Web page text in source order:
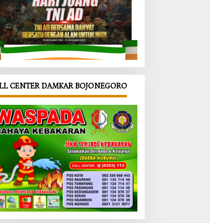
‎Perataan
Bahu Jalan
Dikebut
Demi
Keselamat
an Warga,
Arko Jadi
Andalan
Satgas
TMMD
Bojonegor
o
‎Kemarau
Melanda,
Satgas
TMMD
Bojonegor
o Antar
Air Bersih
ke Rumah
Warga
CENTER DAMKAR BOJONEGORO